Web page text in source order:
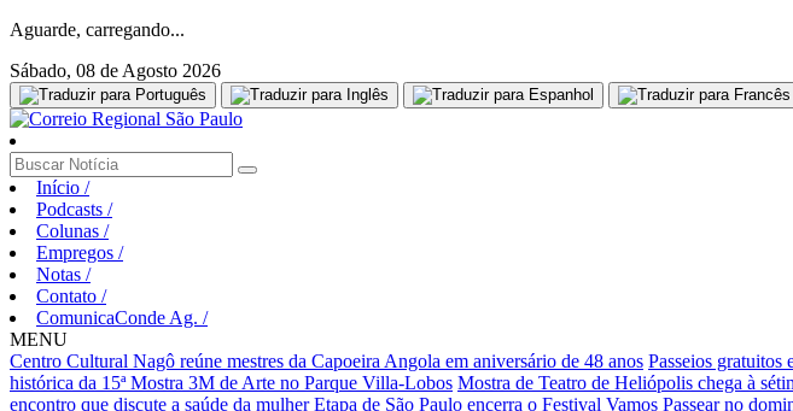
Aguarde, carregando...
Sábado, 08 de Agosto 2026
Início /
Podcasts /
Colunas /
Empregos /
Notas /
Contato /
ComunicaConde Ag. /
MENU
Centro Cultural Nagô reúne mestres da Capoeira Angola em aniversário de 48 anos Passeios gratuitos
histórica da 15ª Mostra 3M de Arte no Parque Villa-Lobos Mostra de Teatro de Heliópolis chega à
encontro que discute a saúde da mulher Etapa de São Paulo encerra o Festival Vamos Passear no